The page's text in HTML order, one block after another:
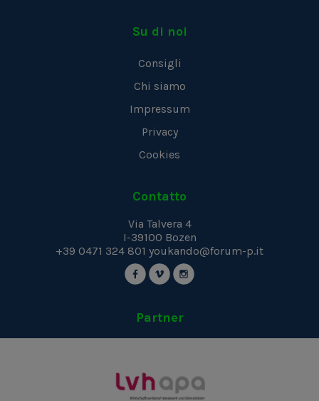
Su di noi
Consigli
Chi siamo
Impressum
Privacy
Cookies
Contatto
Via Talvera 4
I-39100 Bozen
+39 0471 324 801 youkando@forum-p.it
Partner